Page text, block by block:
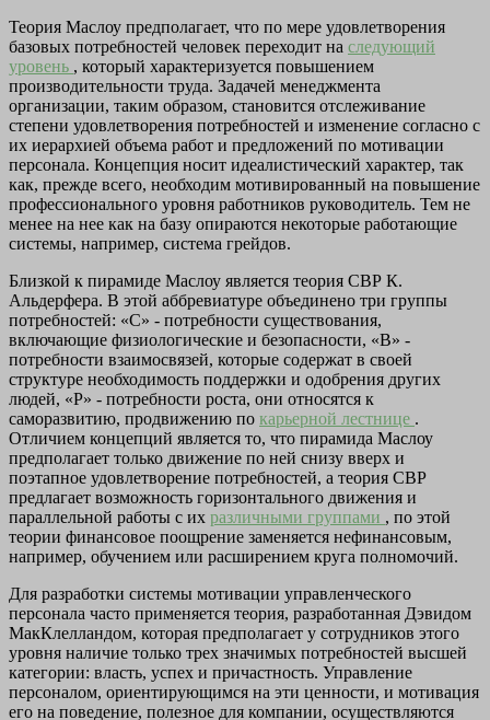
Теория Маслоу предполагает, что по мере удовлетворения
базовых потребностей человек переходит на следующий
уровень , который характеризуется повышением
производительности труда. Задачей менеджмента
организации, таким образом, становится отслеживание
степени удовлетворения потребностей и изменение согласно с
их иерархией объема работ и предложений по мотивации
персонала. Концепция носит идеалистический характер, так
как, прежде всего, необходим мотивированный на повышение
профессионального уровня работников руководитель. Тем не
менее на нее как на базу опираются некоторые работающие
системы, например, система грейдов.
Близкой к пирамиде Маслоу является теория СВР К.
Альдерфера. В этой аббревиатуре объединено три группы
потребностей: «С» - потребности существования,
включающие физиологические и безопасности, «В» -
потребности взаимосвязей, которые содержат в своей
структуре необходимость поддержки и одобрения других
людей, «Р» - потребности роста, они относятся к
саморазвитию, продвижению по карьерной лестнице .
Отличием концепций является то, что пирамида Маслоу
предполагает только движение по ней снизу вверх и
поэтапное удовлетворение потребностей, а теория СВР
предлагает возможность горизонтального движения и
параллельной работы с их различными группами , по этой
теории финансовое поощрение заменяется нефинансовым,
например, обучением или расширением круга полномочий.
Для разработки системы мотивации управленческого
персонала часто применяется теория, разработанная Дэвидом
МакКлелландом, которая предполагает у сотрудников этого
уровня наличие только трех значимых потребностей высшей
категории: власть, успех и причастность. Управление
персоналом, ориентирующимся на эти ценности, и мотивация
его на поведение, полезное для компании, осуществляются